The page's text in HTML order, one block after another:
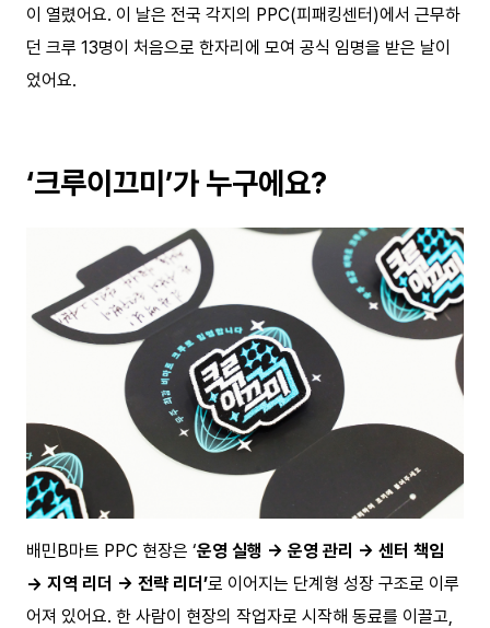
이 열렸어요. 이 날은 전국 각지의 PPC(피패킹센터)에서 근무하
던 크루 13명이 처음으로 한자리에 모여 공식 임명을 받은 날이
었어요.
‘크루이끄미’가 누구에요?
배민B마트 PPC 현장은 ‘운영 실행 → 운영 관리 → 센터 책임
→ 지역 리더 → 전략 리더’로 이어지는 단계형 성장 구조로 이루
어져 있어요. 한 사람이 현장의 작업자로 시작해 동료를 이끌고,